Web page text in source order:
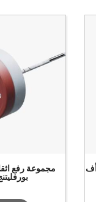
مجموعة رفع
بورفليتنج- 25